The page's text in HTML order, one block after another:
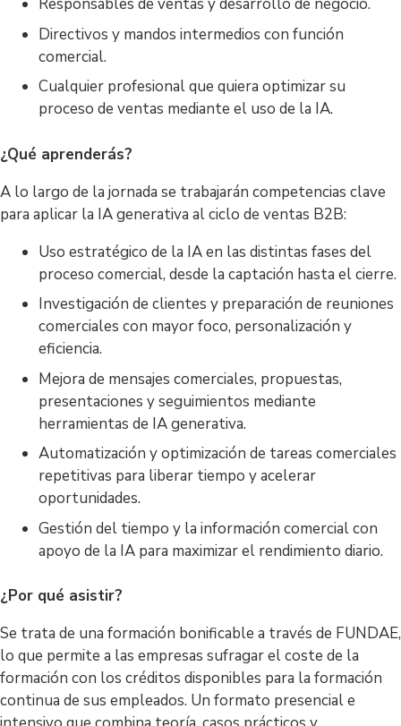
Responsables de ventas y desarrollo de negocio.
Directivos y mandos intermedios con función
comercial.
Cualquier profesional que quiera optimizar su
proceso de ventas mediante el uso de la IA.
¿Qué aprenderás?
A lo largo de la jornada se trabajarán competencias clave
para aplicar la IA generativa al ciclo de ventas B2B:
Uso estratégico de la IA en las distintas fases del
proceso comercial, desde la captación hasta el cierre.
Investigación de clientes y preparación de reuniones
comerciales con mayor foco, personalización y
eficiencia.
Mejora de mensajes comerciales, propuestas,
presentaciones y seguimientos mediante
herramientas de IA generativa.
Automatización y optimización de tareas comerciales
repetitivas para liberar tiempo y acelerar
oportunidades.
Gestión del tiempo y la información comercial con
apoyo de la IA para maximizar el rendimiento diario.
¿Por qué asistir?
Se trata de una formación bonificable a través de FUNDAE,
lo que permite a las empresas sufragar el coste de la
formación con los créditos disponibles para la formación
continua de sus empleados. Un formato presencial e